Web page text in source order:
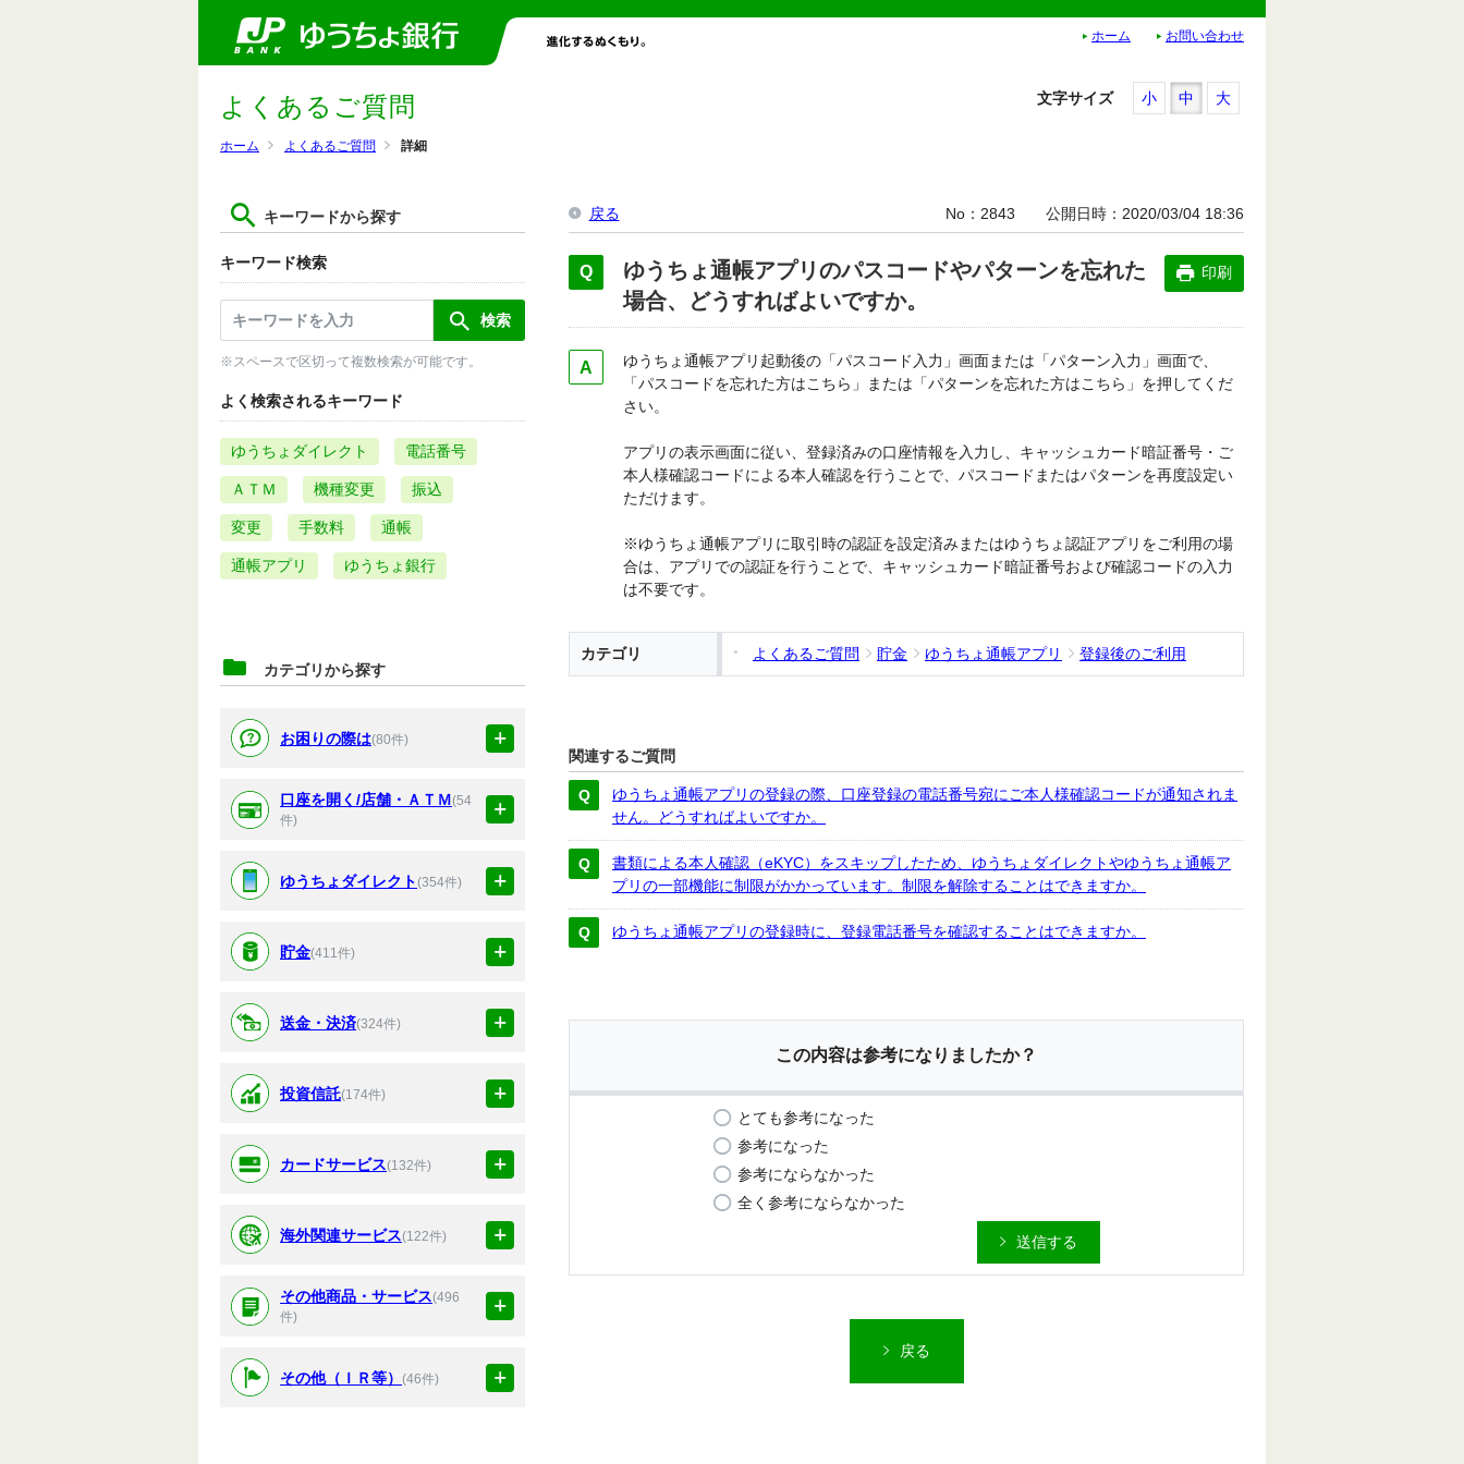
ホーム お問い合わせ
ホーム よくあるご質問 詳細
よくあるご質問
キーワードから探す
キーワード検索
※スペースで区切って複数検索が可能です。
よく検索されるキーワード
ゆうちょダイレクト 電話番号
ＡＴＭ 機種変更 振込
変更 手数料 通帳
通帳アプリ ゆうちょ銀行
カテゴリから探す
お困りの際は(80件)
口座を開く/店舗・ＡＴＭ(54
件)
ゆうちょダイレクト(354件)
貯金(411件)
送金・決済(324件)
投資信託(174件)
カードサービス(132件)
海外関連サービス(122件)
その他商品・サービス(496
件)
その他（ＩＲ等） (46件)
文字サイズ 小 中 大
戻る No 2843 公開日時 2020/03/04 18:36
ゆうちょ通帳アプリのパスコードやパターンを忘れた
場合、どうすればよいですか。
印刷
ゆうちょ通帳アプリ起動後の「パスコード入力」画面または「パターン入力」画面で、
「パスコードを忘れた方はこちら」または「パターンを忘れた方はこちら」を押してくだ
さい。
アプリの表示画面に従い、登録済みの口座情報を入力し、キャッシュカード暗証番号・ご
本人様確認コードによる本人確認を行うことで、パスコードまたはパターンを再度設定い
ただけます。
※ゆうちょ通帳アプリに取引時の認証を設定済みまたはゆうちょ認証アプリをご利用の場
合は、アプリでの認証を行うことで、キャッシュカード暗証番号および確認コードの入力
は不要です。
カテゴリ よくあるご質問 貯金 ゆうちょ通帳アプリ 登録後のご利用
関連するご質問
ゆうちょ通帳アプリの登録の際、口座登録の電話番号宛にご本人様確認コードが通知されま
せん。どうすればよいですか。
書類による本人確認（eKYC）をスキップしたため、ゆうちょダイレクトやゆうちょ通帳ア
プリの一部機能に制限がかかっています。制限を解除することはできますか。
ゆうちょ通帳アプリの登録時に、登録電話番号を確認することはできますか。
この内容は参考になりましたか？
とても参考になった
参考になった
参考にならなかった
全く参考にならなかった
送信する
戻る